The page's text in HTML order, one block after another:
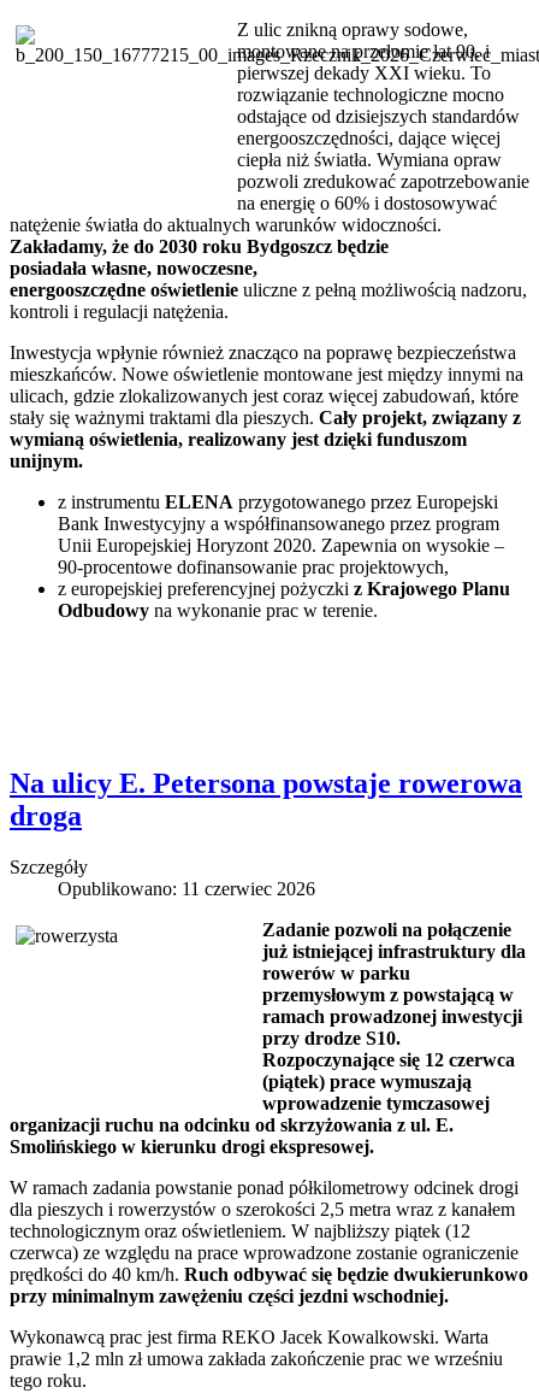
Z ulic znikną oprawy sodowe,
montowane na przełomie lat 90. i
pierwszej dekady XXI wieku. To
rozwiązanie technologiczne mocno
odstające od dzisiejszych standardów
energooszczędności, dające więcej
ciepła niż światła. Wymiana opraw
pozwoli zredukować zapotrzebowanie
na energię o 60% i dostosowywać
natężenie światła do aktualnych warunków widoczności.
Zakładamy, że do 2030 roku Bydgoszcz będzie
posiadała własne, nowoczesne,
energooszczędne oświetlenie uliczne z pełną możliwością nadzoru,
kontroli i regulacji natężenia.
Inwestycja wpłynie również znacząco na poprawę bezpieczeństwa
mieszkańców. Nowe oświetlenie montowane jest między innymi na
ulicach, gdzie zlokalizowanych jest coraz więcej zabudowań, które
stały się ważnymi traktami dla pieszych. Cały projekt, związany z
wymianą oświetlenia, realizowany jest dzięki funduszom
unijnym.
z instrumentu ELENA przygotowanego przez Europejski
Bank Inwestycyjny a współfinansowanego przez program
Unii Europejskiej Horyzont 2020. Zapewnia on wysokie –
90-procentowe dofinansowanie prac projektowych,
z europejskiej preferencyjnej pożyczki z Krajowego Planu
Odbudowy na wykonanie prac w terenie.
Na ulicy E. Petersona powstaje rowerowa
droga
Szczegóły
Opublikowano: 11 czerwiec 2026
Zadanie pozwoli na połączenie
już istniejącej infrastruktury dla
rowerów w parku
przemysłowym z powstającą w
ramach prowadzonej inwestycji
przy drodze S10.
Rozpoczynające się 12 czerwca
(piątek) prace wymuszają
wprowadzenie tymczasowej
organizacji ruchu na odcinku od skrzyżowania z ul. E.
Smolińskiego w kierunku drogi ekspresowej.
W ramach zadania powstanie ponad półkilometrowy odcinek drogi
dla pieszych i rowerzystów o szerokości 2,5 metra wraz z kanałem
technologicznym oraz oświetleniem. W najbliższy piątek (12
czerwca) ze względu na prace wprowadzone zostanie ograniczenie
prędkości do 40 km/h. Ruch odbywać się będzie dwukierunkowo
przy minimalnym zawężeniu części jezdni wschodniej.
Wykonawcą prac jest firma REKO Jacek Kowalkowski. Warta
prawie 1,2 mln zł umowa zakłada zakończenie prac we wrześniu
tego roku.